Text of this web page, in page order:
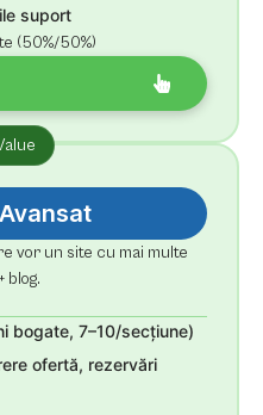
suport
(50%/50%)
vor un site cu mai multe
blog.
bogate, 7–10/secțiune)
ofertă, rezervări